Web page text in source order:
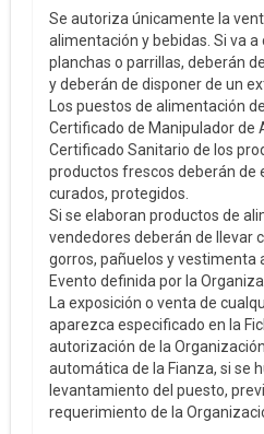
Se autoriza únicamente la
alimentación y bebidas. Si va
planchas o parrillas, deberán
y deberán de disponer de un
Los puestos de alimentación
Certificado de Manipulador de
Certificado Sanitario de los
productos frescos deberán de
curados, protegidos.
Si se elaboran productos de
vendedores deberán de llevar
gorros, pañuelos y vestimenta
Evento definida por la
La exposición o venta de
aparezca especificado en la
autorización de la
automática de la Fianza, si se
levantamiento del puesto,
requerimiento de la